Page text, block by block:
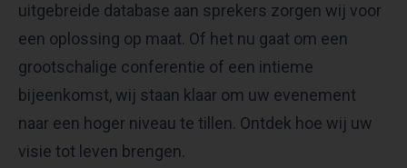
uitgebreide database aan sprekers zorgen wij voor
een oplossing op maat. Of het nu gaat om een
grootschalige conferentie of een intieme
bijeenkomst, wij staan klaar om uw evenement
naar een hoger niveau te tillen. Ontdek hoe wij uw
visie tot leven brengen.